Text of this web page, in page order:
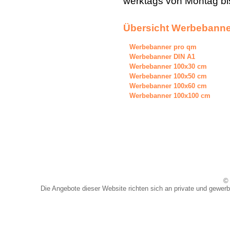
Übersicht
Werbebanner pro qm
Werbebanner DIN A1
Werbebanner 100x30 cm
Werbebanner 100x50 cm
Werbebanner 100x60 cm
Werbebanner 100x100 cm
©
Die Angebote dieser Website richten sich an private und